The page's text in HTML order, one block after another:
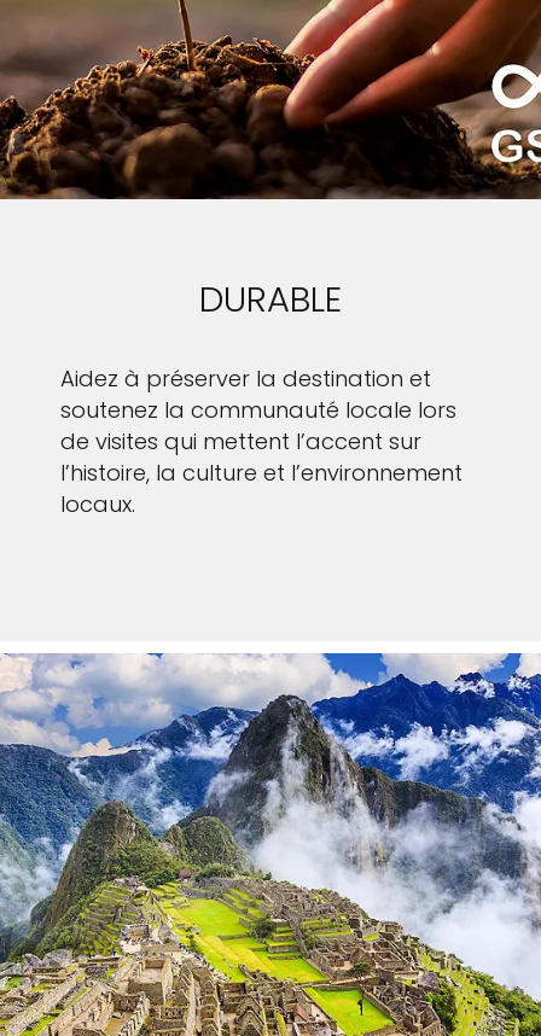
DURABLE
Aidez à préserver la destination et
soutenez la communauté locale lors
de visites qui mettent l’accent sur
l’histoire, la culture et l’environnement
locaux.